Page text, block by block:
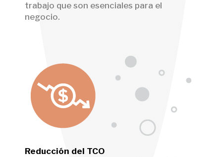
trabajo que son esenciales para el
negocio.
Reducción del TCO